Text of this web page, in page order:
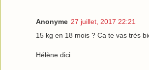
Anonyme 27 juillet, 2017 22:21
15 kg en 18 mois ? Ca te vas trés
Hélène dici